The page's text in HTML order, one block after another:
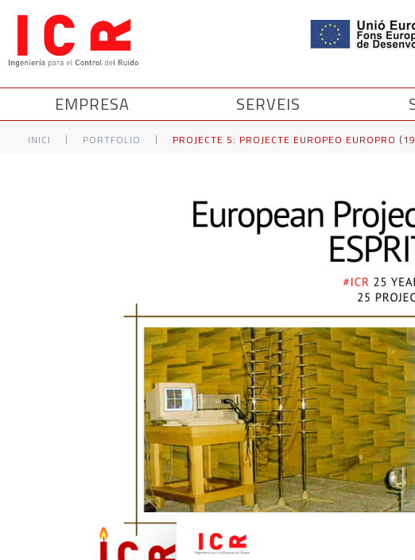
EMPRESA SERVEIS
INICI | PORTFOLIO | PROJECTE 5: PROJECTE EUROPEO EUROPRO